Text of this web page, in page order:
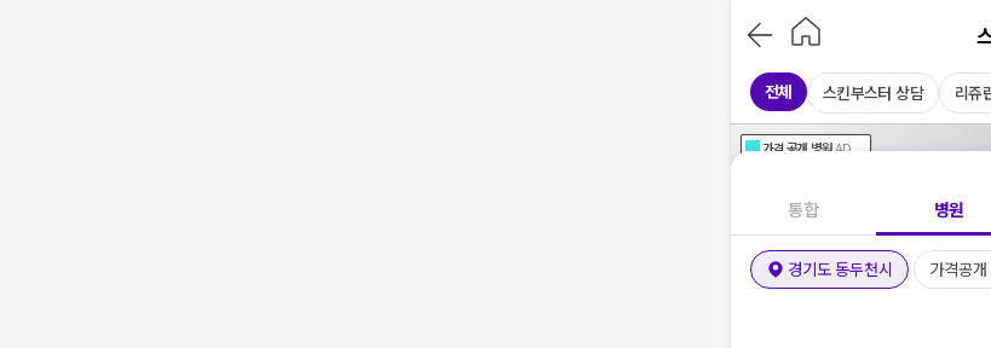
전체 스킨부스터 상담 리쥬
가격공개 병원AD
통합 병원
경기도 동두천시 가격공개